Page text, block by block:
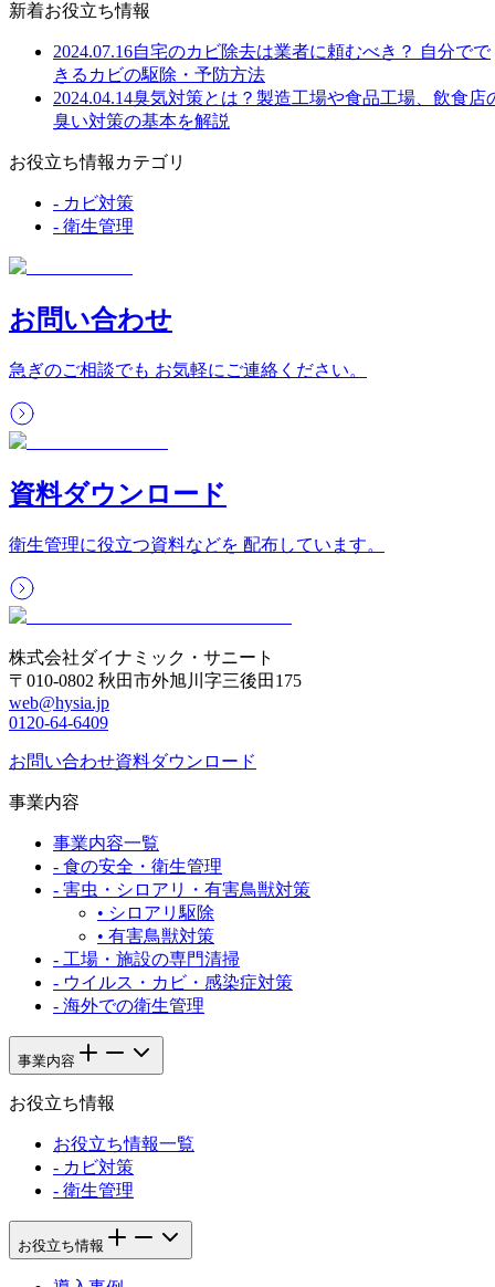
新着お役立ち情報
2024.07.16自宅のカビ除去は業者に頼むべき？ 自分でで
きるカビの駆除・予防方法
2024.04.14臭気対策とは？製造工場や食品工場、飲食店
臭い対策の基本を解説
お役立ち情報カテゴリ
- カビ対策
- 衛生管理
お問い合わせ
急ぎのご相談でも お気軽にご連絡ください。
資料ダウンロード
衛生管理に役立つ資料などを 配布しています。
株式会社ダイナミック・サニート
〒010-0802 秋田市外旭川字三後田175
web@hysia.jp
0120-64-6409
お問い合わせ資料ダウンロード
事業内容
事業内容一覧
- 食の安全・衛生管理
- 害虫・シロアリ・有害鳥獣対策
• シロアリ駆除
• 有害鳥獣対策
- 工場・施設の専門清掃
- ウイルス・カビ・感染症対策
- 海外での衛生管理
事業内容
お役立ち情報
お役立ち情報一覧
- カビ対策
- 衛生管理
お役立ち情報